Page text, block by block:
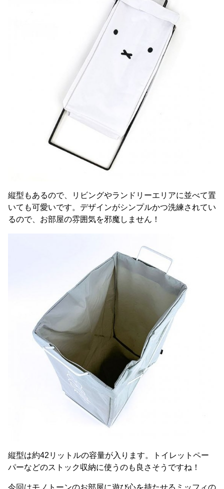
縦型もあるので、リビングやランドリーエリアに並べて置
いても可愛いです。デザインがシンプルかつ洗練されてい
るので、お部屋の雰囲気を邪魔しません！
縦型は約42リットルの容量が入ります。トイレットペー
パーなどのストック収納に使うのも良さそうですね！
今回はモノトーンのお部屋に遊び心を持たせるミッフィの